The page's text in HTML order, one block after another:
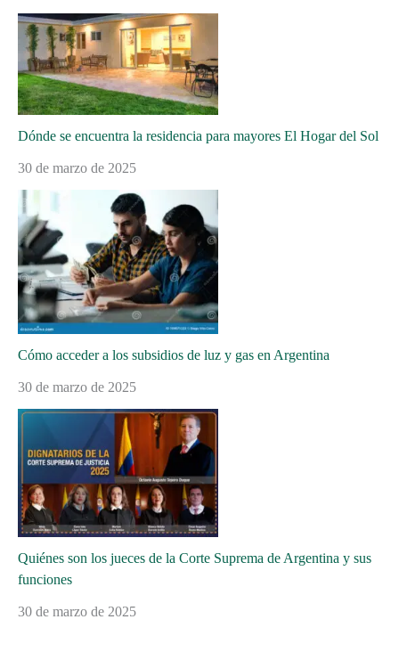
Dónde se encuentra la residencia para mayores El Hogar del Sol
30 de marzo de 2025
Cómo acceder a los subsidios de luz y gas en Argentina
30 de marzo de 2025
Quiénes son los jueces de la Corte Suprema de Argentina y sus
funciones
30 de marzo de 2025